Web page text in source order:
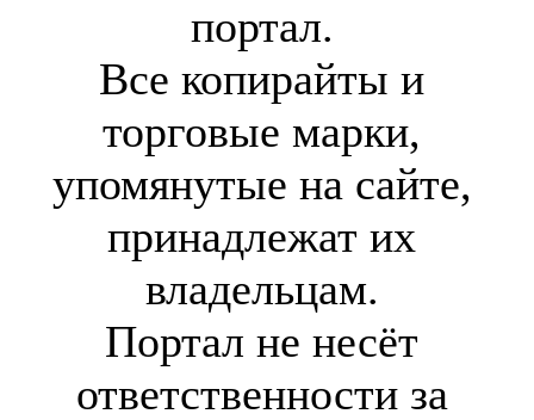
портал.
Все копирайты и
торговые марки,
упомянутые на сайте,
принадлежат их
владельцам.
Портал не несёт
ответственности за